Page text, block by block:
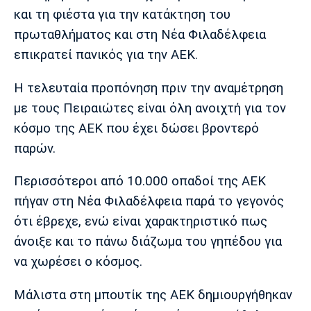
Πολιτισμός
Τραγούδια
Running
Media
Παρασκήνιο
Πρόγραμμα TV
Ιωνικός Κηφισιά Πανσερραϊκός
Μάντσεστερ
Γιουνάιτεντ
Τσέλσι Άρσεναλ
και τη φιέστα για την κατάκτηση του
πρωταθλήματος και στη Νέα Φιλαδέλφεια
επικρατεί πανικός για την ΑΕΚ.
Η τελευταία προπόνηση πριν την αναμέτρηση
με τους Πειραιώτες είναι όλη ανοιχτή για τον
κόσμο της ΑΕΚ που έχει δώσει βροντερό
παρών.
Περισσότεροι από 10.000 οπαδοί της ΑΕΚ
πήγαν στη Νέα Φιλαδέλφεια παρά το γεγονός
ότι έβρεχε, ενώ είναι χαρακτηριστικό πως
άνοιξε και το πάνω διάζωμα του γηπέδου για
να χωρέσει ο κόσμος.
Μάλιστα στη μπουτίκ της ΑΕΚ δημιουργήθηκαν